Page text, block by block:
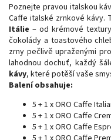
Poznejte pravou italskou
Caffe italské zrnkové kávy.
Itálie – od krémové
čokolády a toastového
zrny pečlivě upraženými
lahodnou dochuť, každý
kávy, které potěší vaše
Balení obsahuje:
5 + 1 x ORO Caffe
5 + 1 x ORO Caffe
5 + 1 x ORO Caffe